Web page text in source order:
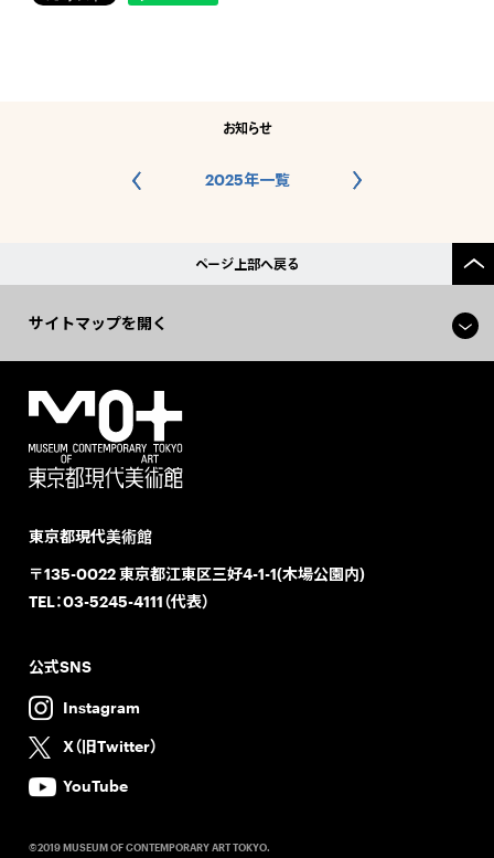
お知らせ
2025年一覧
ページ上部へ戻る
サイトマップを開く
東京都現代美術館
〒135-0022 東京都江東区三好4-1-1(木場公園内)
TEL：03-5245-4111（代表）
公式SNS
Instagram
X（旧Twitter）
YouTube
©2019 MUSEUM OF CONTEMPORARY ART TOKYO.